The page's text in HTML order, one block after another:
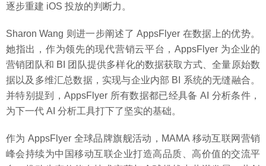
逐步重建 iOS 投放的判断力。
Sharon Wang 则进一步阐述了 AppsFlyer 在数据上的优势。
她指出，作为领先的现代营销云平台，AppsFlyer 为企业的
营销团队和 BI 团队提供多样化的数据获取方式、全量原始数
据以及多维汇总数据，实现与企业内部 BI 系统的无缝融合。
并特别提到，AppsFlyer 所有数据都已经具备 AI 分析条件，
为下一代 AI 分析工具打下了坚实的基础。
作为 AppsFlyer 全球品牌旗舰活动，MAMA 移动互联网营销
峰会持续为中国移动互联企业打造高品质、高价值的交流平